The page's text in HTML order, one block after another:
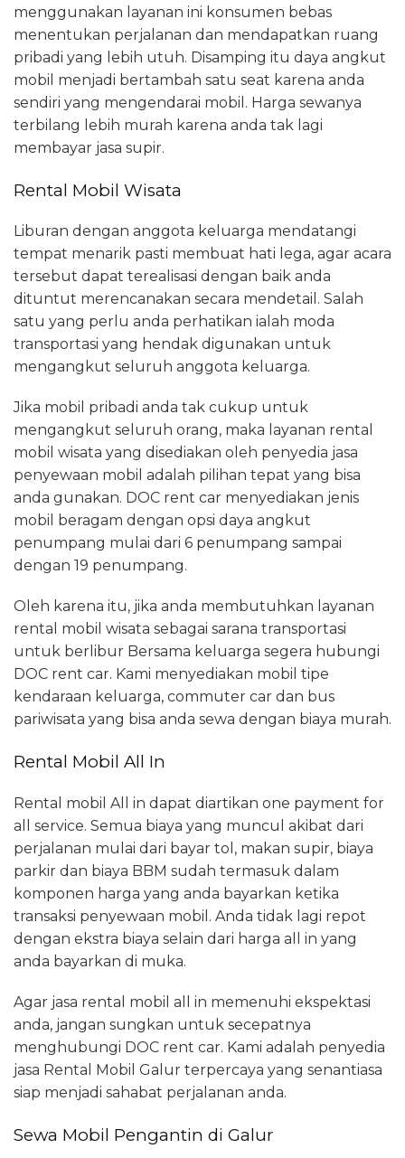
menggunakan layanan ini konsumen bebas
menentukan perjalanan dan mendapatkan ruang
pribadi yang lebih utuh. Disamping itu daya angkut
mobil menjadi bertambah satu seat karena anda
sendiri yang mengendarai mobil. Harga sewanya
terbilang lebih murah karena anda tak lagi
membayar jasa supir.
Rental Mobil Wisata
Liburan dengan anggota keluarga mendatangi
tempat menarik pasti membuat hati lega, agar acara
tersebut dapat terealisasi dengan baik anda
dituntut merencanakan secara mendetail. Salah
satu yang perlu anda perhatikan ialah moda
transportasi yang hendak digunakan untuk
mengangkut seluruh anggota keluarga.
Jika mobil pribadi anda tak cukup untuk
mengangkut seluruh orang, maka layanan rental
mobil wisata yang disediakan oleh penyedia jasa
penyewaan mobil adalah pilihan tepat yang bisa
anda gunakan. DOC rent car menyediakan jenis
mobil beragam dengan opsi daya angkut
penumpang mulai dari 6 penumpang sampai
dengan 19 penumpang.
Oleh karena itu, jika anda membutuhkan layanan
rental mobil wisata sebagai sarana transportasi
untuk berlibur Bersama keluarga segera hubungi
DOC rent car. Kami menyediakan mobil tipe
kendaraan keluarga, commuter car dan bus
pariwisata yang bisa anda sewa dengan biaya murah.
Rental Mobil All In
Rental mobil All in dapat diartikan one payment for
all service. Semua biaya yang muncul akibat dari
perjalanan mulai dari bayar tol, makan supir, biaya
parkir dan biaya BBM sudah termasuk dalam
komponen harga yang anda bayarkan ketika
transaksi penyewaan mobil. Anda tidak lagi repot
dengan ekstra biaya selain dari harga all in yang
anda bayarkan di muka.
Agar jasa rental mobil all in memenuhi ekspektasi
anda, jangan sungkan untuk secepatnya
menghubungi DOC rent car. Kami adalah penyedia
jasa Rental Mobil Galur terpercaya yang senantiasa
siap menjadi sahabat perjalanan anda.
Sewa Mobil Pengantin di Galur